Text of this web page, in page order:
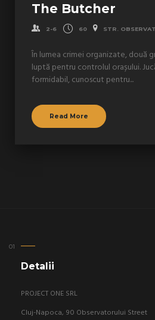
The Butcher
2-6 60 STR.
În lumea crimei organizate, două
luptă pentru controlul orașului.
formidabil, cunoscut pentru...
Read More
Detalii
PROJECT ONE SRL
Cluj-Napoca, 90 Observatorului Street